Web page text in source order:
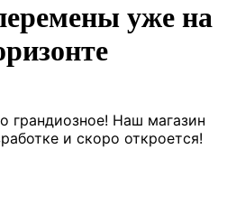
уже на
грандиозное! Наш магазин
и скоро откроется!